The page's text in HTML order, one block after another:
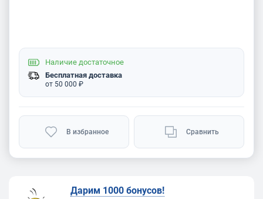
Наличие достаточное
Бесплатная доставка
от 50 000 ₽
В избранное Сравнить
Дарим 1000 бонусов!